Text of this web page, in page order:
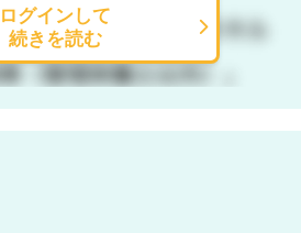
ログインして
続きを読む